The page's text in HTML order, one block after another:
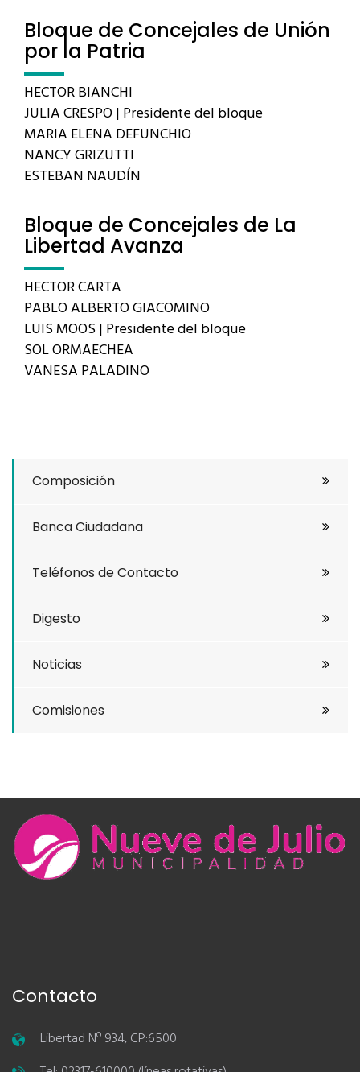
Bloque de Concejales de Unión
por la Patria
HECTOR BIANCHI
JULIA CRESPO | Presidente del bloque
MARIA ELENA DEFUNCHIO
NANCY GRIZUTTI
ESTEBAN NAUDÍN
Bloque de Concejales de La
Libertad Avanza
HECTOR CARTA
PABLO ALBERTO GIACOMINO
LUIS MOOS | Presidente del bloque
SOL ORMAECHEA
VANESA PALADINO
Composición
Banca Ciudadana
Teléfonos de Contacto
Digesto
Noticias
Comisiones
Contacto
Libertad Nº 934, CP:6500